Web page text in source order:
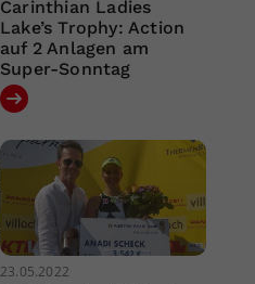
Carinthian Ladies
Lake’s Trophy: Action
auf 2 Anlagen am
Super-Sonntag
23.05.2022